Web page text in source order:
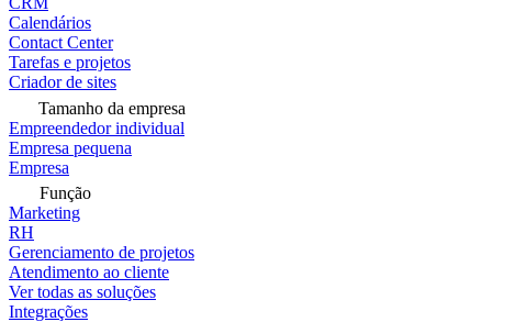
Calendários
Contact Center
Tarefas e projetos
Criador de sites
Tamanho da empresa
Empreendedor individual
Empresa pequena
Empresa
Função
Marketing
RH
Gerenciamento de projetos
Atendimento ao cliente
Ver todas as soluções
Integrações